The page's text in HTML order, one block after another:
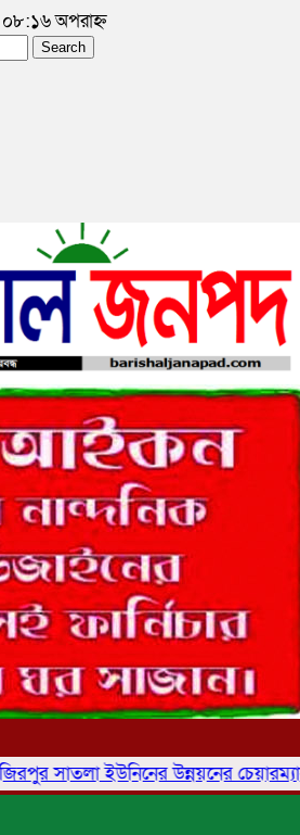
০৮:১৬ অপরাহ্ন
Search
উন্নয়নের চেয়ারম্যান প্রার্থী